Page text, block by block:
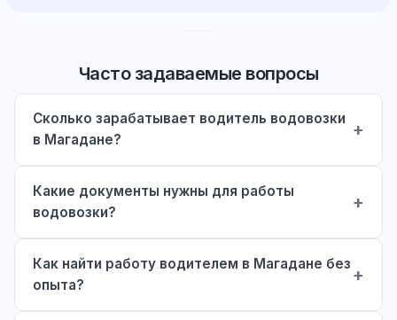
Часто задаваемые вопросы
Сколько зарабатывает водитель водовозки
в Магадане?
Какие документы нужны для работы
водовозки?
Как найти работу водителем в Магадане без
опыта?